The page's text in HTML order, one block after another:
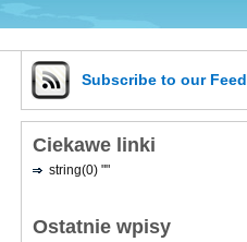
Subscribe to our Feed
Ciekawe linki
string(0) ""
Ostatnie wpisy